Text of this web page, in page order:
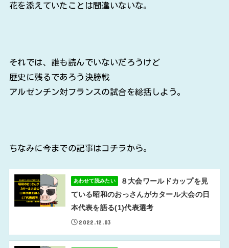
花を添えていたことは間違いないな。
それでは、誰も読んでいないだろうけど
歴史に残るであろう決勝戦
アルゼンチン対フランスの試合を総括しよう。
ちなみに今までの記事はコチラから。
あわせて読みたい
８大会ワールドカップを見
ている昭和のおっさんがカタール大会の日
本代表を語る(1)代表選考
2022.12.03